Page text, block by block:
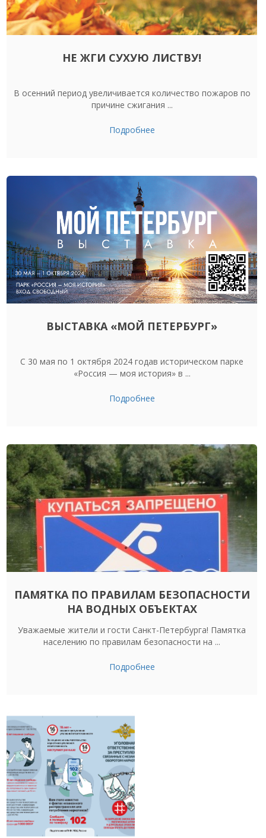
НЕ ЖГИ СУХУЮ ЛИСТВУ!
В осенний период увеличивается количество пожаров по
причине сжигания ...
Подробнее
ВЫСТАВКА «МОЙ ПЕТЕРБУРГ»
С 30 мая по 1 октября 2024 годав историческом парке
«Россия — моя история» в ...
Подробнее
ПАМЯТКА ПО ПРАВИЛАМ БЕЗОПАСНОСТИ
НА ВОДНЫХ ОБЪЕКТАХ
Уважаемые жители и гости Санкт-Петербурга! Памятка
населению по правилам безопасности на ...
Подробнее